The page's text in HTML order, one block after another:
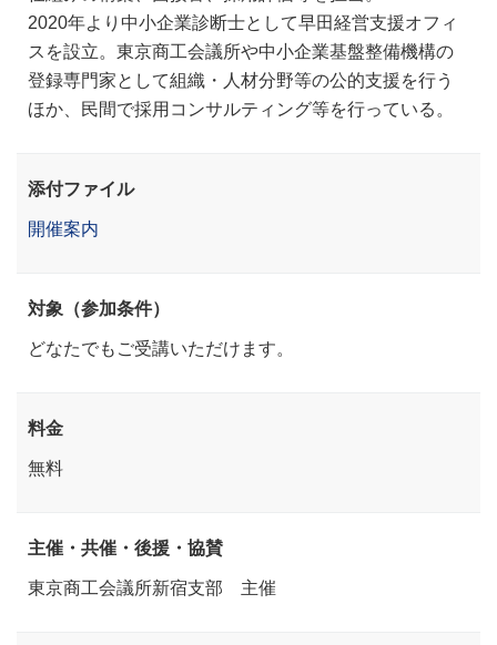
2020年より中小企業診断士として早田経営支援オフィ
スを設立。東京商工会議所や中小企業基盤整備機構の
登録専門家として組織・人材分野等の公的支援を行う
ほか、民間で採用コンサルティング等を行っている。
添付ファイル
開催案内
対象（参加条件）
どなたでもご受講いただけます。
料金
無料
主催・共催・後援・協賛
東京商工会議所新宿支部 主催